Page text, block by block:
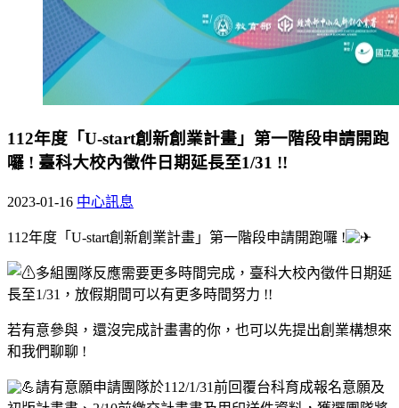
112年度「U-start創新創業計畫」第一階段申請開跑
囉 ! 臺科大校內徵件日期延長至1/31 !!
2023-01-16 中心訊息
112年度「U-start創新創業計畫」第一階段申請開跑囉 !
多組團隊反應需要更多時間完成，臺科大校內徵件日期延
長至1/31，放假期間可以有更多時間努力 !!
若有意參與，還沒完成計畫書的你，也可以先提出創業構想來
和我們聊聊 !
請有意願申請團隊於112/1/31前回覆台科育成報名意願及